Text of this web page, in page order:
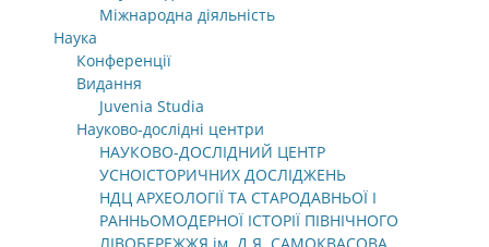
Міжнародна діяльність
Наука
Конференції
Видання
Juvenia Studia
Науково-дослідні центри
НАУКОВО-ДОСЛІДНИЙ ЦЕНТР
УСНОІСТОРИЧНИХ ДОСЛІДЖЕНЬ
НДЦ АРХЕОЛОГІЇ ТА СТАРОДАВНЬОЇ І
РАННЬОМОДЕРНОЇ ІСТОРІЇ ПІВНІЧНОГО